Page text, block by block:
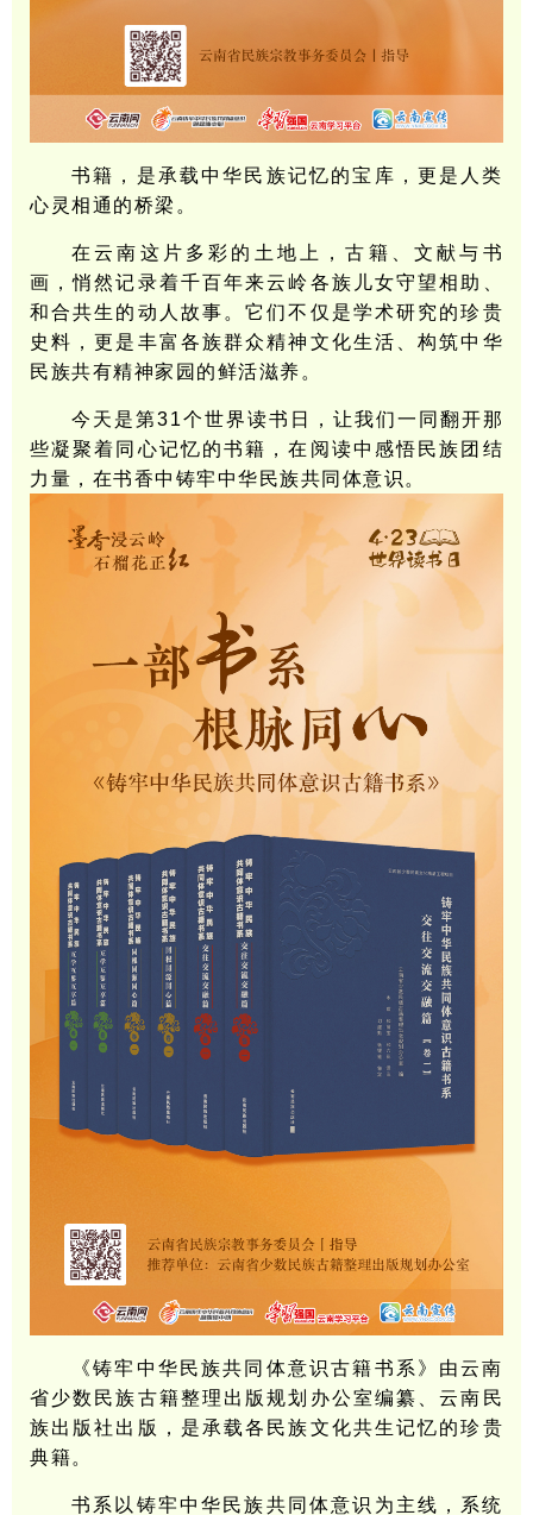
书籍，是承载中华民族记忆的宝库，更是人类
心灵相通的桥梁。
在云南这片多彩的土地上，古籍、文献与书
画，悄然记录着千百年来云岭各族儿女守望相助、
和合共生的动人故事。它们不仅是学术研究的珍贵
史料，更是丰富各族群众精神文化生活、构筑中华
民族共有精神家园的鲜活滋养。
今天是第31个世界读书日，让我们一同翻开那
些凝聚着同心记忆的书籍，在阅读中感悟民族团结
力量，在书香中铸牢中华民族共同体意识。
《铸牢中华民族共同体意识古籍书系》由云南
省少数民族古籍整理出版规划办公室编纂、云南民
族出版社出版，是承载各民族文化共生记忆的珍贵
典籍。
书系以铸牢中华民族共同体意识为主线，系统